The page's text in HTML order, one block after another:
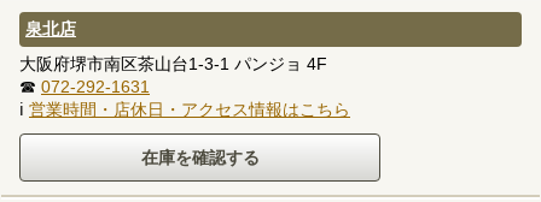
泉北店
大阪府堺市南区茶山台1-3-1 パンジョ 4F
☎ 072-292-1631
ℹ 営業時間・店休日・アクセス情報はこちら